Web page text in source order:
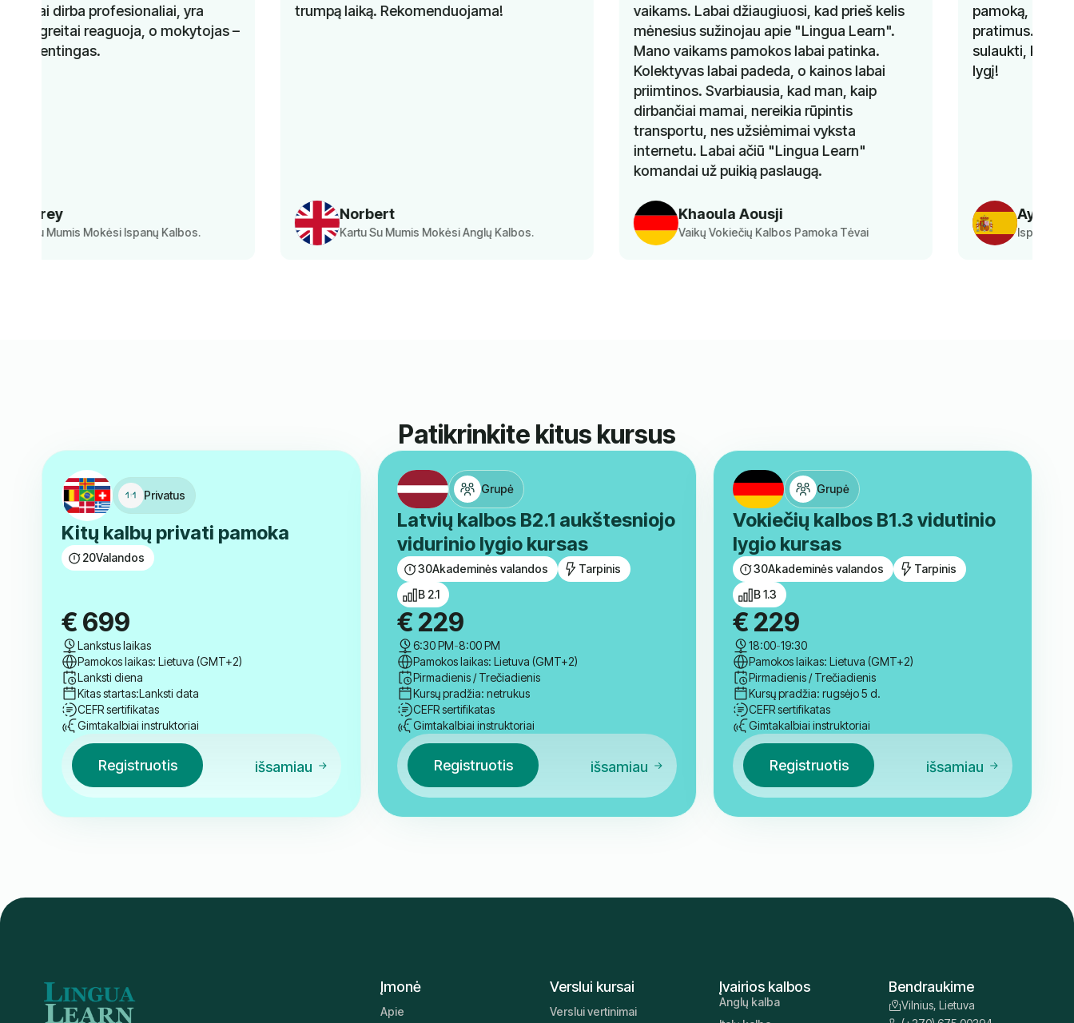
Kartu Su Mumis Mokėsi Anglų Kalbos.
trumpą laiką. Rekomenduojama!
Vaikų Vokiečių Kalbos Pamoka Tėvai
vaikams. Labai džiaugiuosi, kad prieš kelis
mėnesius sužinojau apie "Lingua Learn".
Mano vaikams pamokos labai patinka.
Kolektyvas labai padeda, o kainos labai
priimtinos. Svarbiausia, kad man, kaip
Ayesha
Ispanų Kalbos Klasės Mokinys
pamoką, kartu pateikdama gramatikos
pratimus. Išmokau labai daug. Negaliu
sulaukti, kada galėsiu tęsti ir pagerinti savo
lygį!
Patikrinkite kitus kursus
Privatus
Kitų kalbų privati pamoka
20Valandos
€ 699
Lankstus laikas
Pamokos laikas: Lietuva (GMT+2)
Lanksti diena
Kitas startas:Lanksti data
CEFR sertifikatas
Gimtakalbiai instruktoriai
Registruotis išsamiau
Grupė
Latvių kalbos B2.1 aukštesniojo
vidurinio lygio kursas
30Akademinės valandos
Tarpinis
B 2.1
€ 229
6:30 PM-8:00 PM
Pamokos laikas: Lietuva (GMT+2)
Pirmadienis / Trečiadienis
Kursų pradžia: netrukus
CEFR sertifikatas
Gimtakalbiai instruktoriai
Registruotis išsamiau
Grupė
Vokiečių kalbos B1.3 vidutinio
lygio kursas
30Akademinės valandos
Tarpinis
B 1.3
€ 229
18:00-19:30
Pamokos laikas: Lietuva (GMT+2)
Pirmadienis / Trečiadienis
Kursų pradžia: rugsėjo 5 d.
CEFR sertifikatas
Gimtakalbiai instruktoriai
Registruotis išsamiau
Įmonė
Apie
Verslui kursai
Verslui vertinimai
Įvairios kalbos
Anglų kalba
Bendraukime
Vilnius, Lietuva